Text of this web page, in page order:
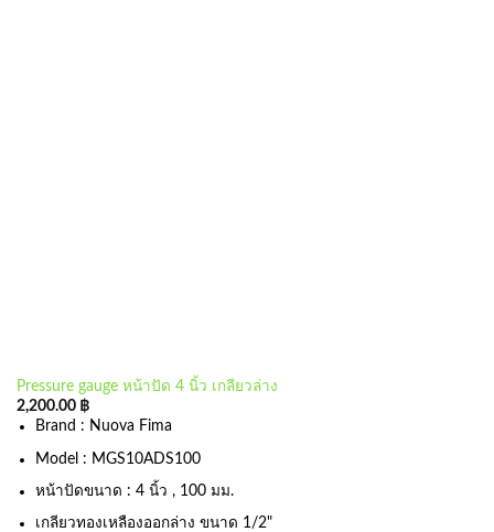
Pressure gauge หน้าปัด 4 นิ้ว เกลียวล่าง
2,200.00 ฿
Brand : Nuova Fima
Model : MGS10ADS100
หน้าปัดขนาด : 4 นิ้ว , 100 มม.
เกลียวทองเหลืองออกล่าง ขนาด 1/2"